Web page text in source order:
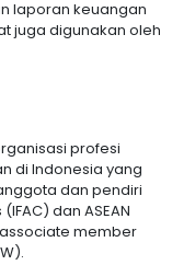
laporan keuangan
juga digunakan oleh
profesi
di Indonesia yang
dan pendiri
dan ASEAN
member